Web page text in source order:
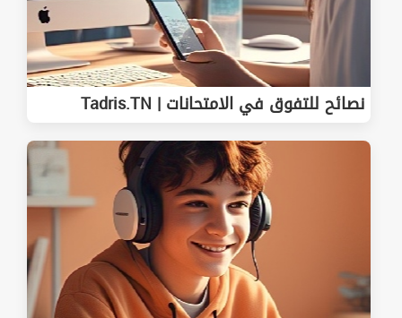
نصائح للتفوق في الامتحانات | Tadris.TN